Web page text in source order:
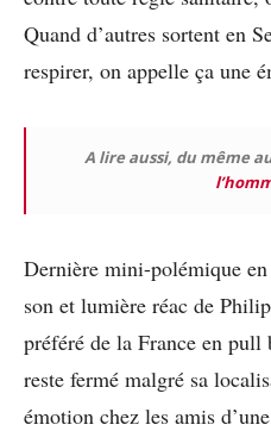
Quand d’autres sortent en
respirer, on appelle ça une
A lire aussi, du même
Dernière mini-polémique
son et lumière réac de
préféré de la France en pull
reste fermé malgré sa
émotion chez les amis